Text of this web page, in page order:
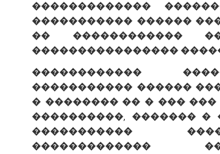
�������������
����������� ������
�� ������������
����������������
������������
����������� ������
� �������� �� � ��� ���
����������, ������� �
�����������
�������������